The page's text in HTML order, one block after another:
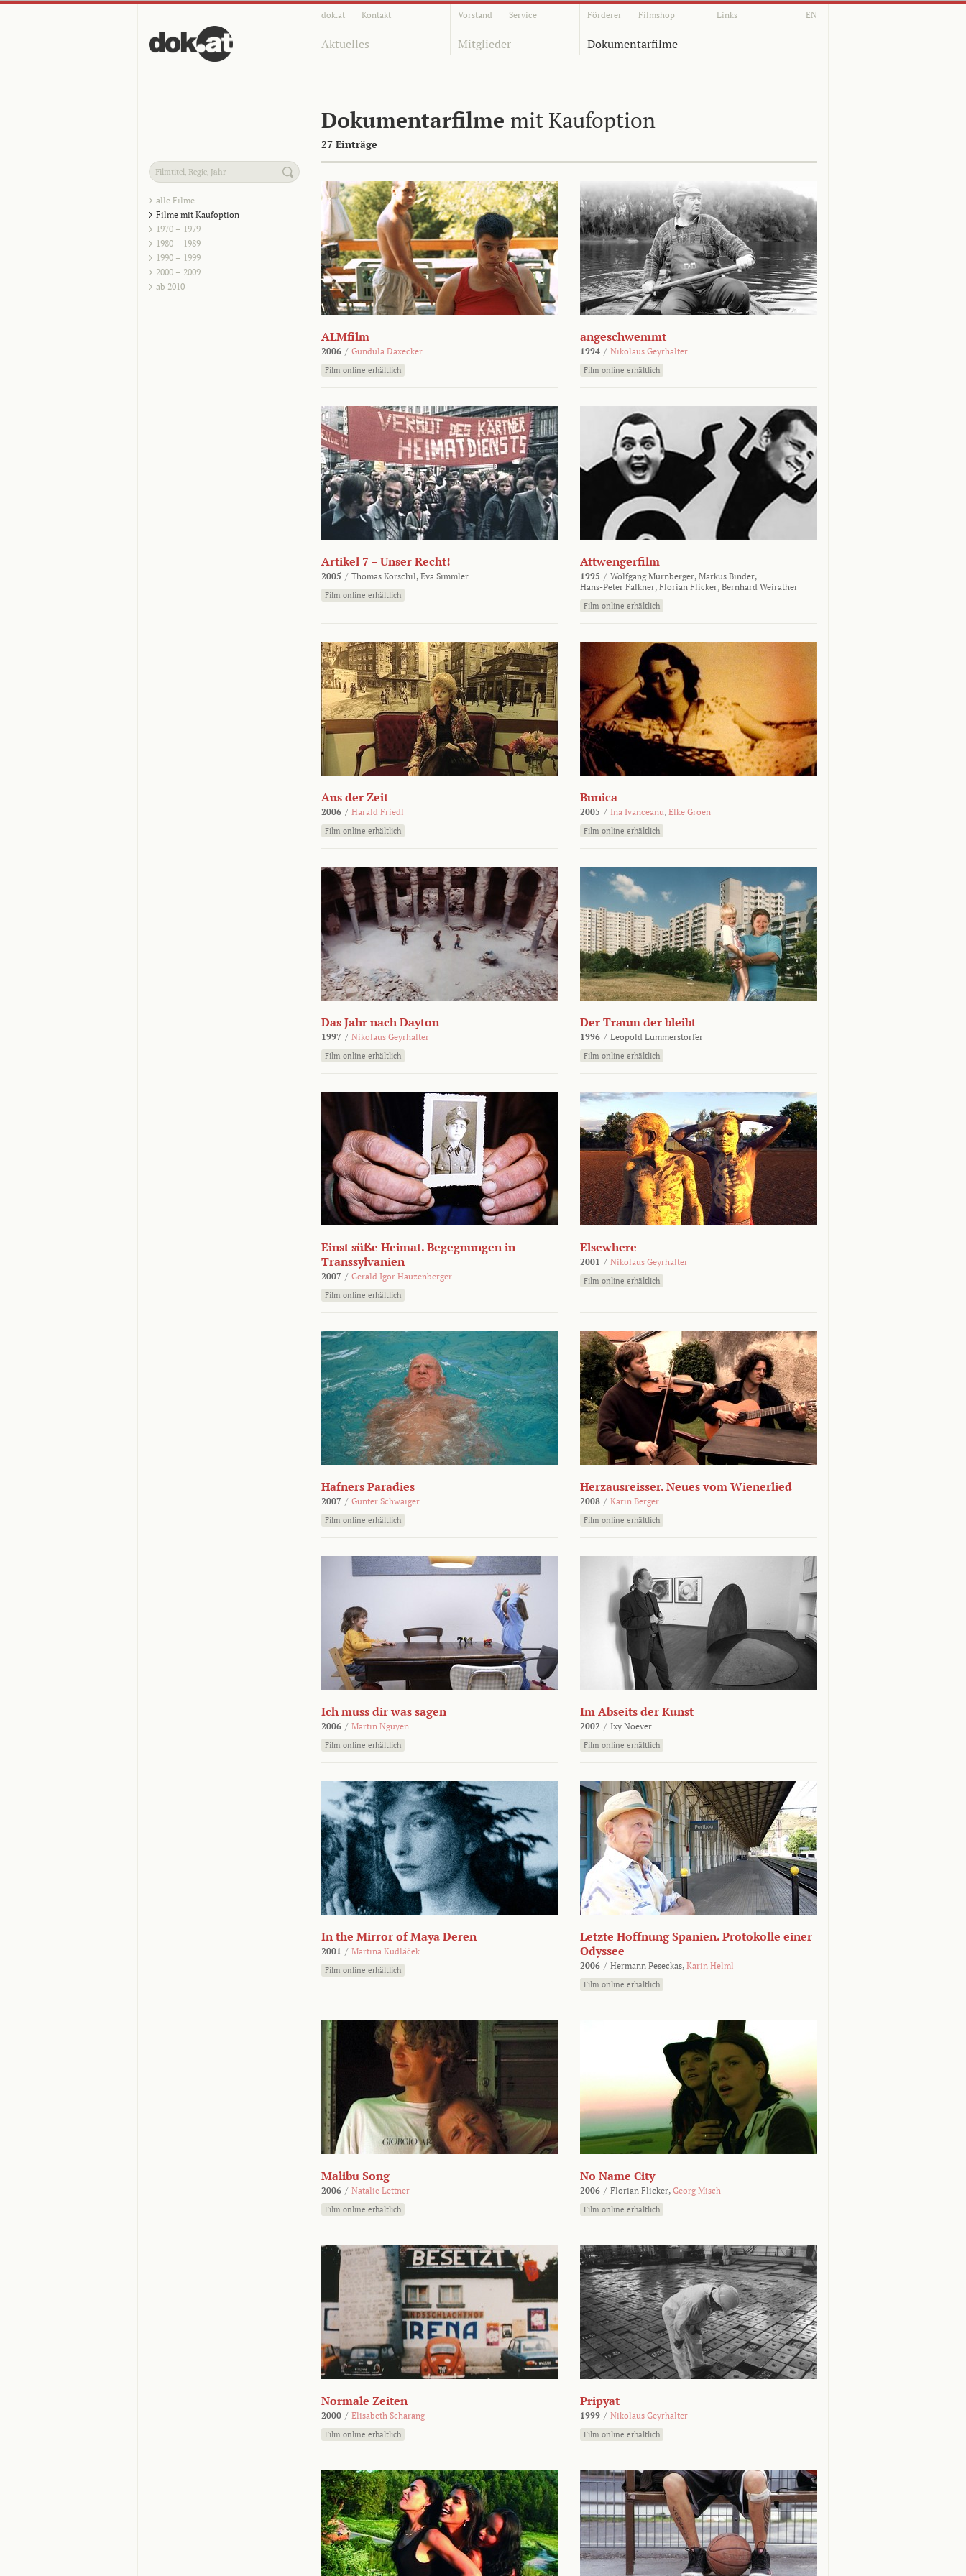
dok.at Kontakt Vorstand Service Förderer Filmshop Links EN
Aktuelles Mitglieder Dokumentarfilme
Dokumentarfilme mit Kaufoption
27 Einträge
alle Filme
Filme mit Kaufoption
1970 – 1979
1980 – 1989
1990 – 1999
2000 – 2009
ab 2010
ALMfilm
2006 / Gundula Daxecker
Film online erhältlich
angeschwemmt
1994 / Nikolaus Geyrhalter
Film online erhältlich
Artikel 7 – Unser Recht!
2005 / Thomas Korschil, Eva Simmler
Film online erhältlich
Attwengerfilm
1995 / Wolfgang Murnberger, Markus Binder,
Hans-Peter Falkner, Florian Flicker, Bernhard Weirather
Film online erhältlich
Aus der Zeit
2006 / Harald Friedl
Film online erhältlich
Bunica
2005 / Ina Ivanceanu, Elke Groen
Film online erhältlich
Das Jahr nach Dayton
1997 / Nikolaus Geyrhalter
Film online erhältlich
Der Traum der bleibt
1996 / Leopold Lummerstorfer
Film online erhältlich
Einst süße Heimat. Begegnungen in
Transsylvanien
2007 / Gerald Igor Hauzenberger
Film online erhältlich
Elsewhere
2001 / Nikolaus Geyrhalter
Film online erhältlich
Hafners Paradies
2007 / Günter Schwaiger
Film online erhältlich
Herzausreisser. Neues vom Wienerlied
2008 / Karin Berger
Film online erhältlich
Ich muss dir was sagen
2006 / Martin Nguyen
Film online erhältlich
Im Abseits der Kunst
2002 / Ixy Noever
Film online erhältlich
In the Mirror of Maya Deren
2001 / Martina Kudláček
Film online erhältlich
Letzte Hoffnung Spanien. Protokolle einer
Odyssee
2006 / Hermann Peseckas, Karin Helml
Film online erhältlich
Malibu Song
2006 / Natalie Lettner
Film online erhältlich
No Name City
2006 / Florian Flicker, Georg Misch
Film online erhältlich
Normale Zeiten
2000 / Elisabeth Scharang
Film online erhältlich
Pripyat
1999 / Nikolaus Geyrhalter
Film online erhältlich